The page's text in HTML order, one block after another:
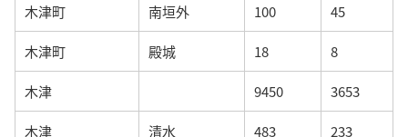
木津町 南垣外 100 45
木津町 殿城 18 8
木津 9450 3653
木津 清水 483 233